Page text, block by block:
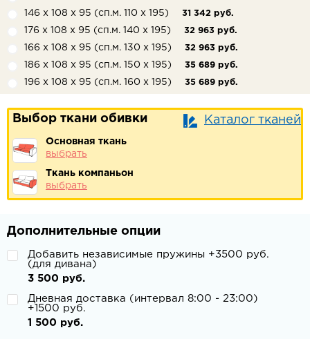
146 х 108 х 95 (сп.м. 110 х 195) 31 342 руб.
176 х 108 х 95 (сп.м. 140 х 195) 32 963 руб.
166 х 108 х 95 (сп.м. 130 х 195) 32 963 руб.
186 х 108 х 95 (сп.м. 150 х 195) 35 689 руб.
196 х 108 х 95 (сп.м. 160 х 195) 35 689 руб.
Выбор ткани обивки Каталог тканей
Основная ткань
выбрать
Ткань компаньон
выбрать
Дополнительные опции
Добавить независимые пружины +3500 руб.
(для дивана)
3 500 руб.
Дневная доставка (интервал 8:00 - 23:00)
+1500 руб.
1 500 руб.